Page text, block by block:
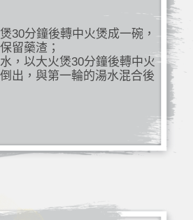
30分鐘後轉中火煲成一碗，
留藥渣；
，以大火煲30分鐘後轉中火
出，與第一輪的湯水混合後